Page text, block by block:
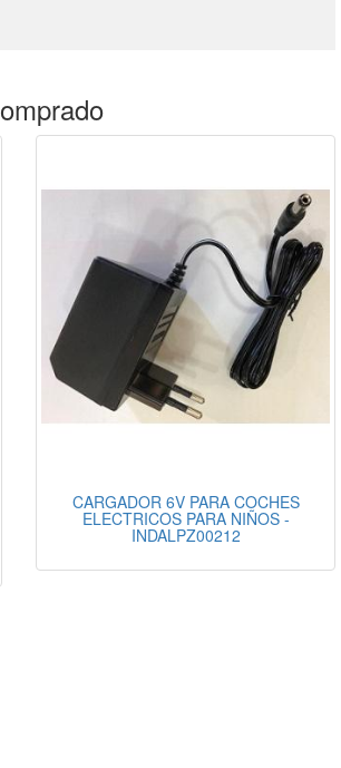
CARGADOR 6V PARA COCHES
ELECTRICOS PARA NIÑOS -
INDALPZ00212